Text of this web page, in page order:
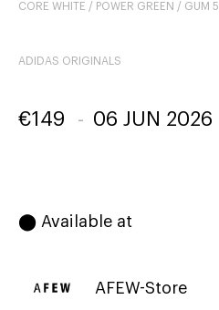
CORE WHITE / POWER GREEN / GUM 5
ADIDAS ORIGINALS
€149 - 06 JUN 2026
⬤ Available at
AFEW-Store